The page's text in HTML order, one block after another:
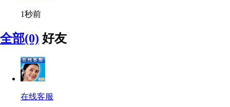
1秒前
全部(0) 好友
在线客服